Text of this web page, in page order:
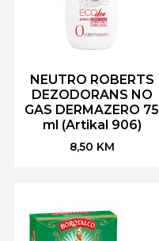
NEUTRO ROBERTS
DEZODORANS NO
GAS DERMAZERO 75
ml (Artikal 906)
8,50 KM